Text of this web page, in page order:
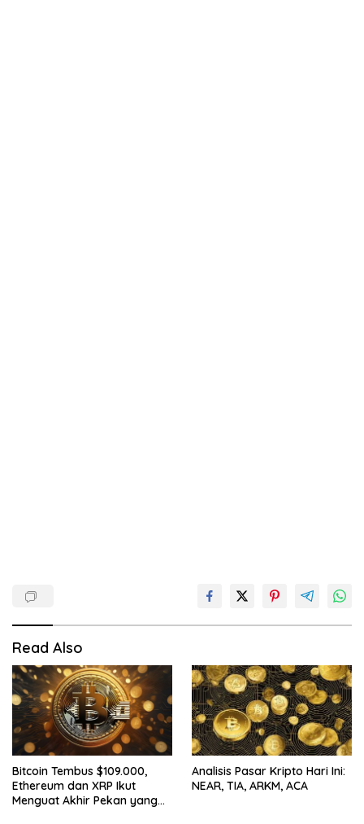
Read Also
Bitcoin Tembus $109.000,
Ethereum dan XRP Ikut
Menguat Akhir Pekan yang
Analisis Pasar Kripto Hari Ini:
NEAR, TIA, ARKM, ACA